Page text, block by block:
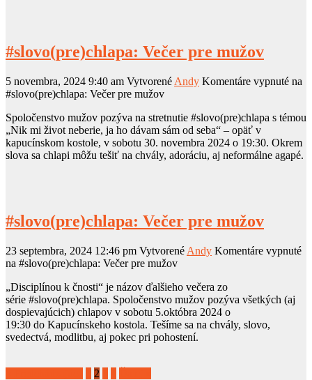
#slovo(pre)chlapa: Večer pre mužov
5 novembra, 2024 9:40 am Vytvorené Andy Komentáre vypnuté na
#slovo(pre)chlapa: Večer pre mužov
Spoločenstvo mužov pozýva na stretnutie #slovo(pre)chlapa s témou
„Nik mi život neberie, ja ho dávam sám od seba“ – opäť v
kapucínskom kostole, v sobotu 30. novembra 2024 o 19:30. Okrem
slova sa chlapi môžu tešiť na chvály, adoráciu, aj neformálne agapé.
#slovo(pre)chlapa: Večer pre mužov
23 septembra, 2024 12:46 pm Vytvorené Andy Komentáre vypnuté
na #slovo(pre)chlapa: Večer pre mužov
„Disciplínou k čnosti“ je názov ďalšieho večera zo
série #slovo(pre)chlapa. Spoločenstvo mužov pozýva všetkých (aj
dospievajúcich) chlapov v sobotu 5.októbra 2024 o
19:30 do Kapucínskeho kostola. Tešíme sa na chvály, slovo,
svedectvá, modlitbu, aj pokec pri pohostení.
2